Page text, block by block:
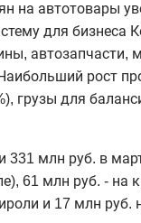
на автотовары
для бизнеса
автозапчасти,
рост
грузы для
млн руб. в
61 млн руб. - на
и 17 млн руб.